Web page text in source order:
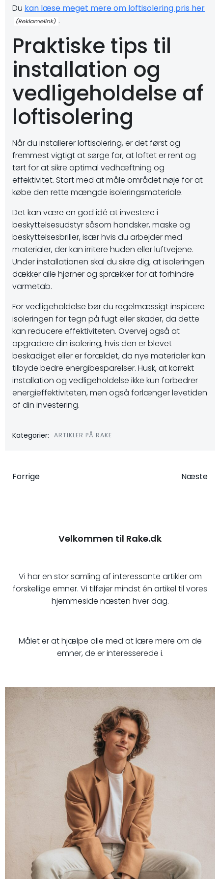
Du kan læse meget mere om loftisolering pris her
.
Praktiske tips til
installation og
vedligeholdelse af
loftisolering
Når du installerer loftisolering, er det først og
fremmest vigtigt at sørge for, at loftet er rent og
tørt for at sikre optimal vedhæftning og
effektivitet. Start med at måle området nøje for at
købe den rette mængde isoleringsmateriale.
Det kan være en god idé at investere i
beskyttelsesudstyr såsom handsker, maske og
beskyttelsesbriller, især hvis du arbejder med
materialer, der kan irritere huden eller luftvejene.
Under installationen skal du sikre dig, at isoleringen
dækker alle hjørner og sprækker for at forhindre
varmetab.
For vedligeholdelse bør du regelmæssigt inspicere
isoleringen for tegn på fugt eller skader, da dette
kan reducere effektiviteten. Overvej også at
opgradere din isolering, hvis den er blevet
beskadiget eller er forældet, da nye materialer kan
tilbyde bedre energibesparelser. Husk, at korrekt
installation og vedligeholdelse ikke kun forbedrer
energieffektiviteten, men også forlænger levetiden
af din investering.
Kategorier: ARTIKLER PÅ RAKE
Indlægsnavigation
Forrige Næste
Velkommen til Rake.dk
Vi har en stor samling af interessante artikler om
forskellige emner. Vi tilføjer mindst én artikel til vores
hjemmeside næsten hver dag.
Målet er at hjælpe alle med at lære mere om de
emner, de er interesserede i.